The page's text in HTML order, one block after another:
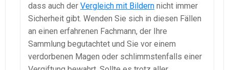
dass auch der Vergleich mit Bildern nicht immer
Sicherheit gibt. Wenden Sie sich in diesen Fällen
an einen erfahrenen Fachmann, der Ihre
Sammlung begutachtet und Sie vor einem
verdorbenen Magen oder schlimmstenfalls einer